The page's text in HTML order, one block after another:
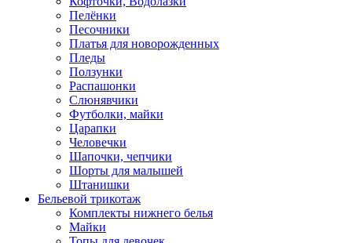
Пелёнки
Песочники
Платья для новорожденных
Пледы
Ползунки
Распашонки
Слюнявчики
Футболки, майки
Царапки
Человечки
Шапочки, чепчики
Шорты для малышей
Штанишки
Бельевой трикотаж
Комплекты нижнего белья
Майки